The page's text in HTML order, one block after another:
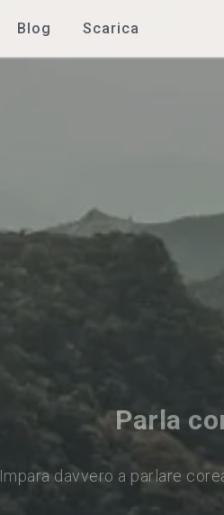
Blog Scarica
Parla
Impara davvero a parlare